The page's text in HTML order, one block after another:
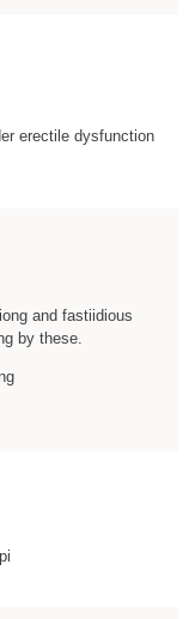
erectile dysfunction
and fastiidious
by these.